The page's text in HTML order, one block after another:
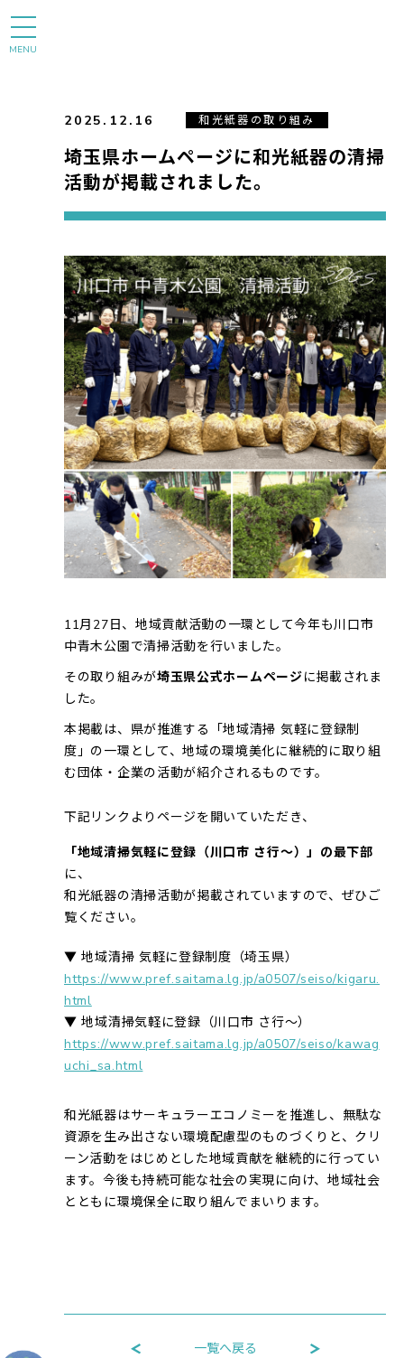
MENU
2025.12.16 和光紙器の取り組み
埼玉県ホームページに和光紙器の清掃
活動が掲載されました。
11月27日、地域貢献活動の一環として今年も川口市
中青木公園で清掃活動を行いました。
その取り組みが埼玉県公式ホームページに掲載されま
した。
本掲載は、県が推進する「地域清掃 気軽に登録制
度」の一環として、地域の環境美化に継続的に取り組
む団体・企業の活動が紹介されるものです。
下記リンクよりページを開いていただき、
「地域清掃気軽に登録（川口市 さ行～）」の最下部
に、
和光紙器の清掃活動が掲載されていますので、ぜひご
覧ください。
▼ 地域清掃 気軽に登録制度（埼玉県）
https://www.pref.saitama.lg.jp/a0507/seiso/kigaru.
html
▼ 地域清掃気軽に登録（川口市 さ行～）
https://www.pref.saitama.lg.jp/a0507/seiso/kawag
uchi_sa.html
和光紙器はサーキュラーエコノミーを推進し、無駄な
資源を生み出さない環境配慮型のものづくりと、クリ
ーン活動をはじめとした地域貢献を継続的に行ってい
ます。今後も持続可能な社会の実現に向け、地域社会
とともに環境保全に取り組んでまいります。
一覧へ戻る